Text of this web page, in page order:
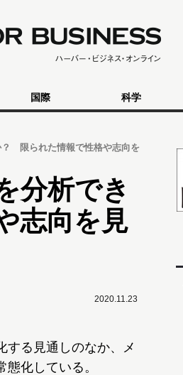
国際 科学
？ 限られた情報で性格や志向を
分析でき
志向を見
2020.11.23
る見通しのなか、メ
化している。